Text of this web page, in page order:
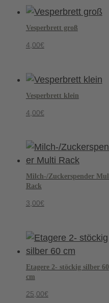
Vesperbrett groß
4,00€
Vesperbrett klein
4,00€
Milch-/Zuckerspender
Rack
3,00€
Etagere 2- stöckig silber 60
cm
25,00€